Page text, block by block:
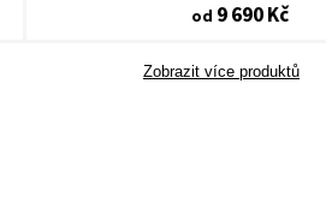
od 9 690 Kč
Zobrazit více produktů